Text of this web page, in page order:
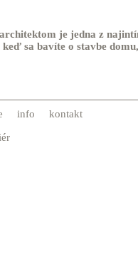
je jedna z
sa bavíte o stavbe
info kontakt